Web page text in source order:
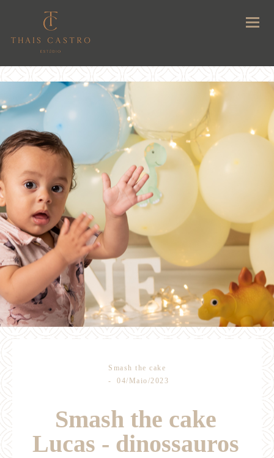
Smash the cake
04/Maio/2023
Smash the cake
Lucas - dinossauros